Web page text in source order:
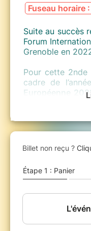
Fuseau horaire
Suite au succès
Forum
Grenoble en
Pour cette
cadre de l’année
Européenne
l’impérieuse
traduire en
vivre, entre
plancher social
élargir et nourrir
et actrices de ce
Au programme
assemblées
ateliers
propositions